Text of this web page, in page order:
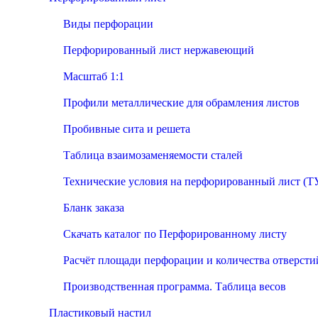
Виды перфорации
Перфорированный лист нержавеющий
Масштаб 1:1
Профили металлические для обрамления листов
Пробивные сита и решета
Таблица взаимозаменяемости сталей
Технические условия на перфорированный лист
Бланк заказа
Скачать каталог по Перфорированному листу
Расчёт площади перфорации и количества
Производственная программа. Таблица весов
Пластиковый настил